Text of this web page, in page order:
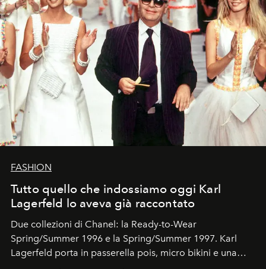
FASHION
Tutto quello che indossiamo oggi Karl
Lagerfeld lo aveva già raccontato
Due collezioni di Chanel: la Ready-to-Wear
Spring/Summer 1996 e la Spring/Summer 1997. Karl
Lagerfeld porta in passerella pois, micro bikini e una